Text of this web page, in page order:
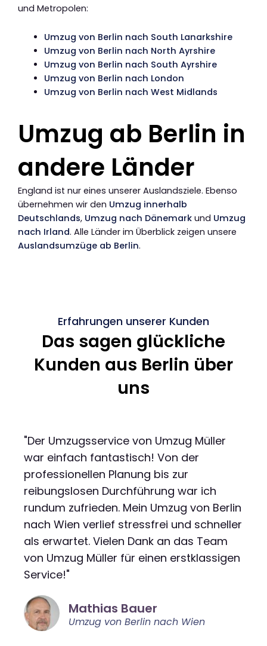
und Metropolen:
Umzug von Berlin nach South Lanarkshire
Umzug von Berlin nach North Ayrshire
Umzug von Berlin nach South Ayrshire
Umzug von Berlin nach London
Umzug von Berlin nach West Midlands
Umzug ab Berlin in
andere Länder
England ist nur eines unserer Auslandsziele. Ebenso
übernehmen wir den Umzug innerhalb
Deutschlands, Umzug nach Dänemark und Umzug
nach Irland. Alle Länder im Überblick zeigen unsere
Auslandsumzüge ab Berlin.
Erfahrungen unserer Kunden
Das sagen glückliche
Kunden aus Berlin über
uns
"Der Umzugsservice von Umzug Müller
war einfach fantastisch! Von der
professionellen Planung bis zur
reibungslosen Durchführung war ich
rundum zufrieden. Mein Umzug von Berlin
nach Wien verlief stressfrei und schneller
als erwartet. Vielen Dank an das Team
von Umzug Müller für einen erstklassigen
Service!"
Mathias Bauer
Umzug von Berlin nach Wien